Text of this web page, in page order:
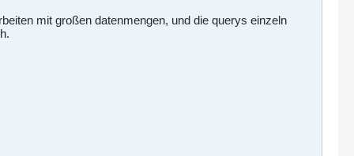
mit großen datenmengen, und die querys einzeln